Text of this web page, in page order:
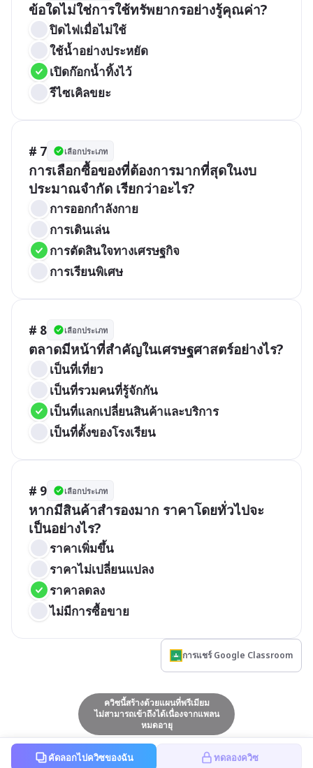
ข้อใดไม่ใช่การใช้ทรัพยากรอย่างรู้คุณค่า?
ปิดไฟเมื่อไม่ใช้
ใช้น้ำอย่างประหยัด
เปิดก๊อกน้ำทิ้งไว้
รีไซเคิลขยะ
# 7 เลือกประเภท
การเลือกซื้อของที่ต้องการมากที่สุดในงบ
ประมาณจำกัด เรียกว่าอะไร?
การออกกำลังกาย
การเดินเล่น
การตัดสินใจทางเศรษฐกิจ
การเรียนพิเศษ
# 8 เลือกประเภท
ตลาดมีหน้าที่สำคัญในเศรษฐศาสตร์อย่างไร?
เป็นที่เที่ยว
เป็นที่รวมคนที่รู้จักกัน
เป็นที่แลกเปลี่ยนสินค้าและบริการ
เป็นที่ตั้งของโรงเรียน
# 9 เลือกประเภท
หากมีสินค้าสำรองมาก ราคาโดยทั่วไปจะ
เป็นอย่างไร?
ราคาเพิ่มขึ้น
ราคาไม่เปลี่ยนแปลง
ราคาลดลง
ไม่มีการซื้อขาย
การแชร์ Google Classroom
ควิซนี้สร้างด้วยแผนที่พรีเมียม
ไม่สามารถเข้าถึงได้เนื่องจากแพลน
หมดอายุ
คัดลอกไปควิซของฉัน ทดลองควิซ